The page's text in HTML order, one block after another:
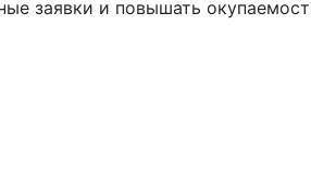
заявки и повышать